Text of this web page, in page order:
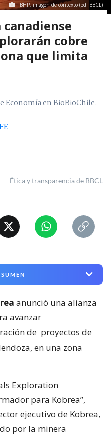
BHP, imagen de contexto (ed: BBCL)
canadiense
cobre
que limita
Economía en BioBioChile.
Ética y transparencia de BBCL
anunció una alianza
avanzar
de proyectos de
en una zona
Exploration
para Kobrea”,
ejecutivo de Kobrea,
por la minera